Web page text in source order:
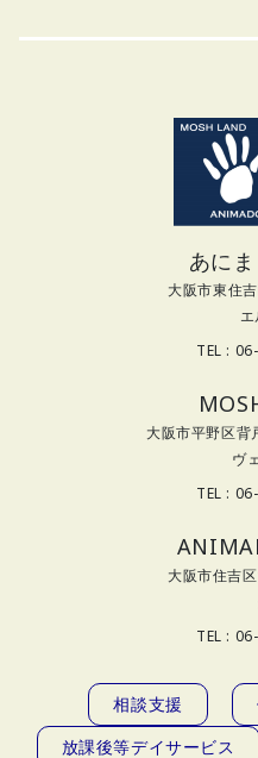
あに
大阪市東住
エルシ
TEL :
大阪市平野区
ヴェルデ
TEL :
大阪市住吉
グリ
TEL :
相談支援
放課後等デイサービス